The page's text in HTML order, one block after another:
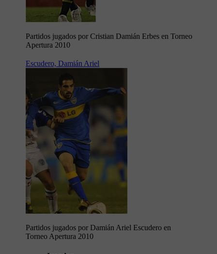
Partidos jugados por Cristian Damián Erbes en Torneo
Apertura 2010
Escudero, Damián Ariel
Partidos jugados por Damián Ariel Escudero en
Torneo Apertura 2010